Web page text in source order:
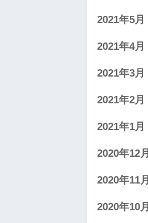
2021年5月
2021年4月
2021年3月
2021年2月
2021年1月
2020年12月
2020年11月
2020年10月